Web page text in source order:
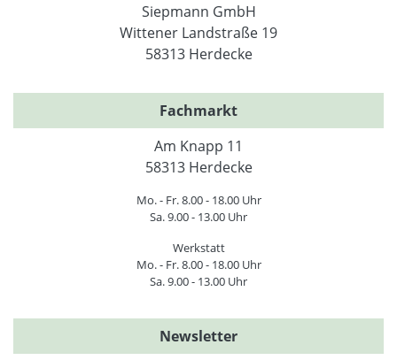
Siepmann GmbH
Wittener Landstraße 19
58313 Herdecke
Fachmarkt
Am Knapp 11
58313 Herdecke
Mo. - Fr. 8.00 - 18.00 Uhr
Sa. 9.00 - 13.00 Uhr
Werkstatt
Mo. - Fr. 8.00 - 18.00 Uhr
Sa. 9.00 - 13.00 Uhr
Newsletter